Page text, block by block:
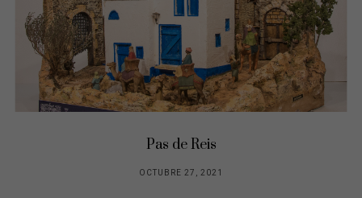
Pas de Reis
OCTUBRE 27, 2021